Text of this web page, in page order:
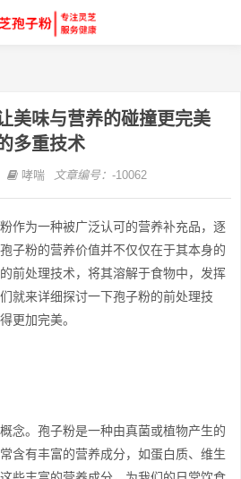
美味与营养的碰撞更完美
的多重技术
哮喘 文章编号： -10062
作为一种被广泛认可的营养补充品，逐
子粉的营养价值并不仅仅在于其本身的
前处理技术，将其溶解于食物中，发挥
就来详细探讨一下孢子粉的前处理技
更加完美。
念。孢子粉是一种由真菌或植物产生的
含有丰富的营养成分，如蛋白质、维生